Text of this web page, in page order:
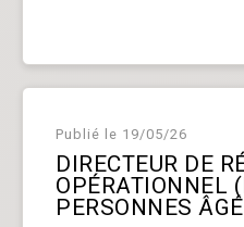
Publié le 19/05/26
DIRECTEUR DE
OPÉRATIONNEL
PERSONNES